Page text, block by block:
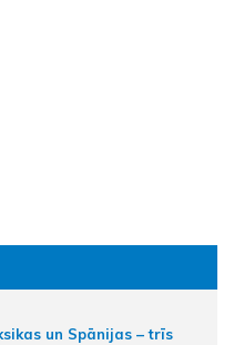
un Spānijas – trīs